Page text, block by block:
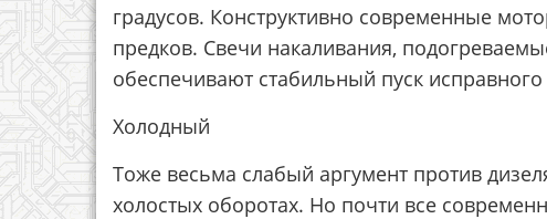
градусов. Конструктивно современные
предков. Свечи накаливания,
обеспечивают стабильный пуск
Холодный
Тоже весьма слабый аргумент против
холостых оборотах. Но почти все